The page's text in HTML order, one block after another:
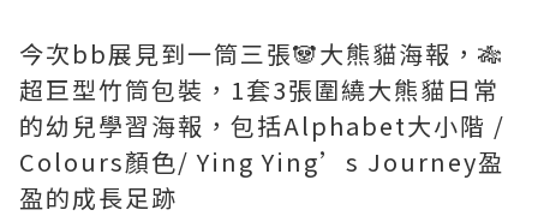
今次bb展見到一筒三張🐼大熊貓海報，🎋
超巨型竹筒包裝，1套3張圍繞大熊貓日常
的幼兒學習海報，包括Alphabet大小階 /
Colours顏色/ Ying Ying’s Journey盈
盈的成長足跡